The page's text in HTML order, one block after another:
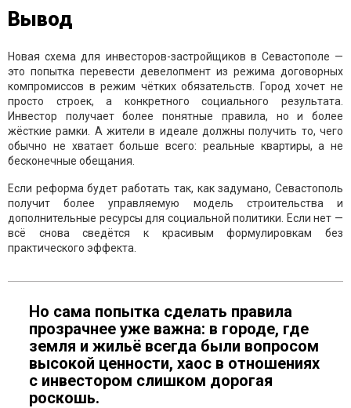
Вывод
Новая схема для инвесторов-застройщиков в Севастополе —
это попытка перевести девелопмент из режима договорных
компромиссов в режим чётких обязательств. Город хочет не
просто строек, а конкретного социального результата.
Инвестор получает более понятные правила, но и более
жёсткие рамки. А жители в идеале должны получить то, чего
обычно не хватает больше всего: реальные квартиры, а не
бесконечные обещания.
Если реформа будет работать так, как задумано, Севастополь
получит более управляемую модель строительства и
дополнительные ресурсы для социальной политики. Если нет —
всё снова сведётся к красивым формулировкам без
практического эффекта.
Но сама попытка сделать правила
прозрачнее уже важна: в городе, где
земля и жильё всегда были вопросом
высокой ценности, хаос в отношениях
с инвестором слишком дорогая
роскошь.